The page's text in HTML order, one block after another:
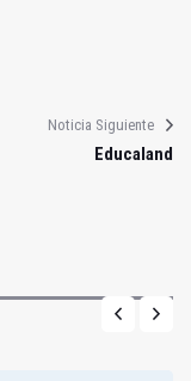
Noticia Siguiente
Educaland